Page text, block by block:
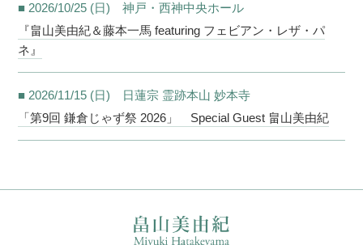
■ 2026/10/25 (日) 神戸・西神中央ホール
『畠山美由紀＆藤本一馬 featuring フェビアン・レザ・パ
ネ』
■ 2026/11/15 (日) 日蓮宗 霊跡本山 妙本寺
「第9回 鎌倉じゃず祭 2026」 Special Guest 畠山美由紀